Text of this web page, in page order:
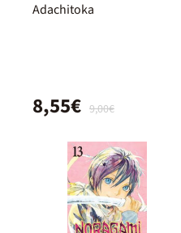
Adachitoka
9,00€
8,55€